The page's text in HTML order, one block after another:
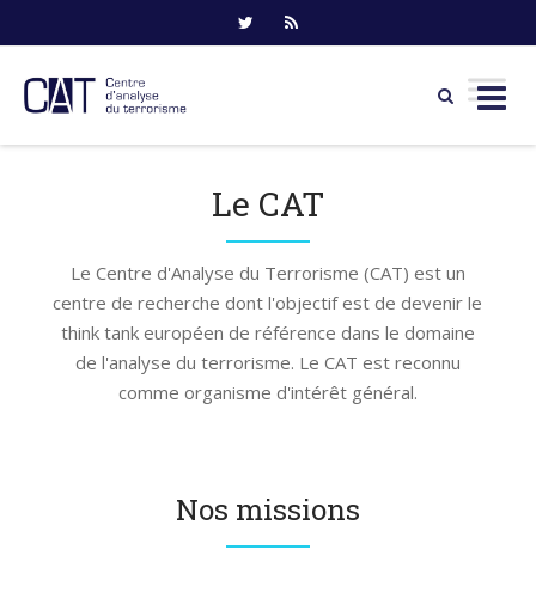
Le CAT
Le Centre d'Analyse du Terrorisme (CAT) est un
centre de recherche dont l'objectif est de devenir le
think tank européen de référence dans le domaine
de l'analyse du terrorisme. Le CAT est reconnu
comme organisme d'intérêt général.
Nos missions